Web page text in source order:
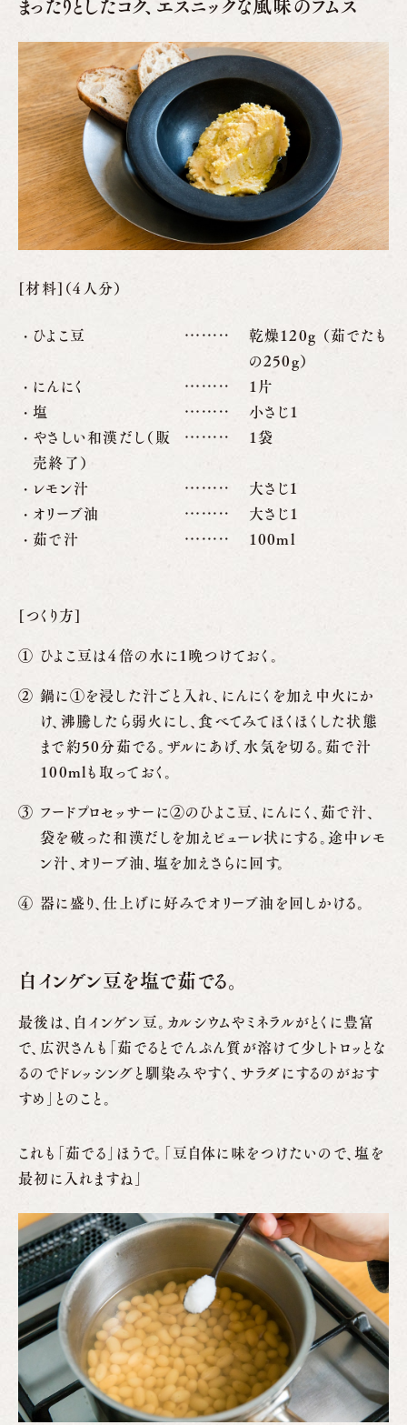
まったりとしたコク、エスニックな風味のフムス
[材料]（4人分）
ひよこ豆
乾燥120g （茹でたも
の250g）
にんにく
1片
塩
小さじ1
やさしい和漢だし（販
売終了）
1袋
レモン汁
大さじ１
オリーブ油
大さじ1
茹で汁
100ml
[つくり方]
ひよこ豆は４倍の水に1晩つけておく。
鍋に①を浸した汁ごと入れ、にんにくを加え中火にか
け、沸騰したら弱火にし、食べてみてほくほくした状態
まで約50分茹でる。ザルにあげ、水気を切る。茹で汁
100mlも取っておく。
フードプロセッサーに②のひよこ豆、にんにく、茹で汁、
袋を破った和漢だしを加えピューレ状にする。途中レモ
ン汁、オリーブ油、塩を加えさらに回す。
器に盛り、仕上げに好みでオリーブ油を回しかける。
白インゲン豆を塩で茹でる。
最後は、白インゲン豆。カルシウムやミネラルがとくに豊富
で、広沢さんも「茹でるとでんぷん質が溶けて少しトロッとな
るのでドレッシングと馴染みやすく、サラダにするのがおす
すめ」とのこと。
これも「茹でる」ほうで。「豆自体に味をつけたいので、塩を
最初に入れますね」